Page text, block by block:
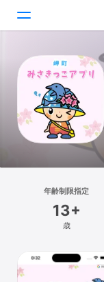
Today
ゲーム
アプリ
検索
プラットフォーム
Mac
年齢制限指定
13+
歳